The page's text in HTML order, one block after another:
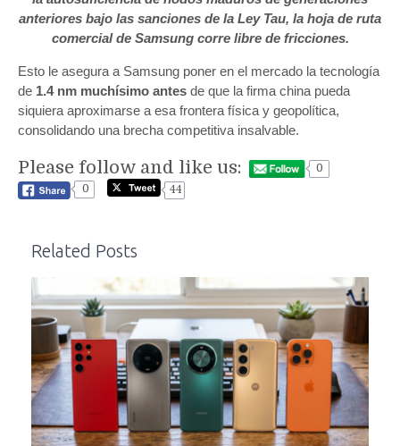
anteriores bajo las sanciones de la Ley Tau, la hoja de ruta
comercial de Samsung corre libre de fricciones.
Esto le asegura a Samsung poner en el mercado la tecnología
de 1.4 nm muchísimo antes de que la firma china pueda
siquiera aproximarse a esa frontera física y geopolítica,
consolidando una brecha competitiva insalvable.
Please follow and like us:
0
0
44
Related Posts